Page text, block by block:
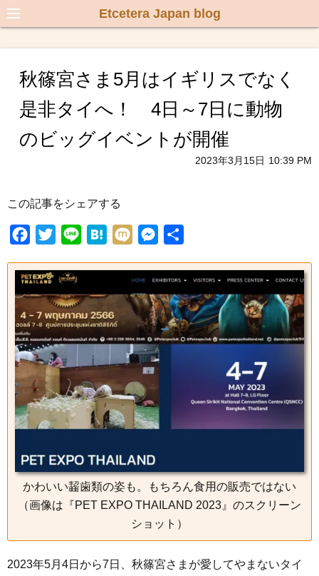
Etcetera Japan blog
秋篠宮さま5月はイギリスでなく
是非タイへ！ 4日～7日に動物
のビッグイベントが開催
2023年3月15日 10:39 PM
この記事をシェアする
c
e
b
o
o
k
i
t
t
r
n
e
H
t
e
n
M
x
i
s
s
e
n
g
かわいい齧歯類の姿も。もちろん食用の販売ではない
（画像は『PET EXPO THAILAND 2023』のスクリーン
ショット）
2023年5月4日から7日、秋篠宮さまが愛してやまないタイ